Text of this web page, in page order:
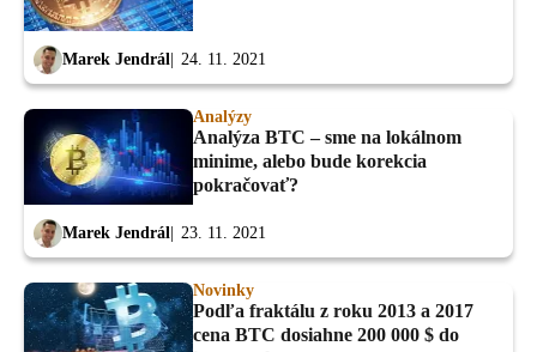
Marek Jendrál 24. 11. 2021
Analýzy
Analýza BTC – sme na lokálnom
minime, alebo bude korekcia
pokračovať?
Marek Jendrál 23. 11. 2021
Novinky
Podľa fraktálu z roku 2013 a 2017
cena BTC dosiahne 200 000 $ do